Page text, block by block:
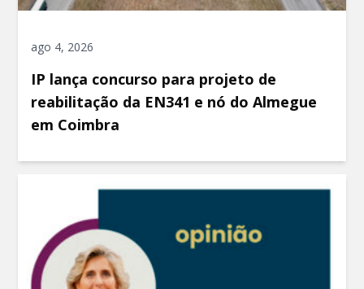
ago 4, 2026
IP lança concurso para projeto de
reabilitação da EN341 e nó do Almegue
em Coimbra